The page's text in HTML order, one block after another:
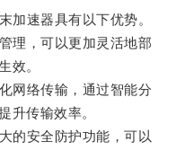
速器具有以下优势。
，可以更加灵活地部
效。
络传输，通过智能分
升传输效率。
安全防护功能，可以